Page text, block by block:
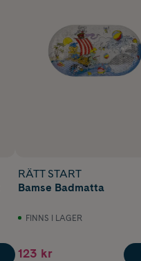
RÄTT START
Bamse Badmatta
FINNS I LAGER
123 kr